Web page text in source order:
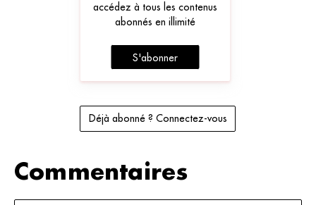
accédez à tous les contenus
abonnés en illimité
S'abonner
Déjà abonné ? Connectez-vous
Commentaires